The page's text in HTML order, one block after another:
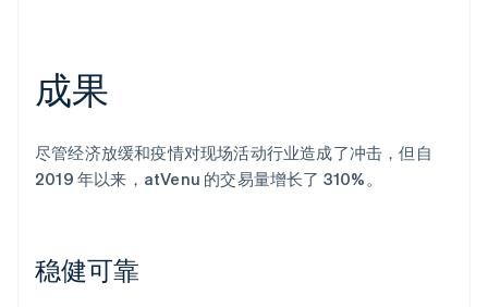
成果
尽管经济放缓和疫情对现场活动行业造成了冲击，但自
2019 年以来，atVenu 的交易量增长了 310%。
稳健可靠